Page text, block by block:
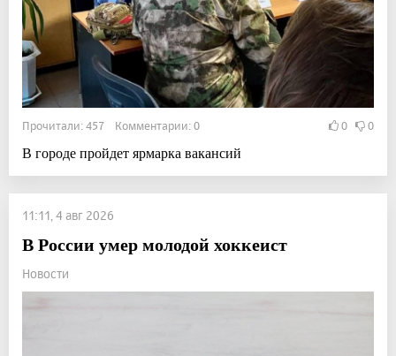
Прочитали: 457 Комментарии: 0 0 0
В городе пройдет ярмарка вакансий
11:11, 4 авг 2026
В России умер молодой хоккеист
Новости